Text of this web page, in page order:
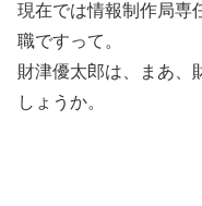
現在では情報制作局専
職ですって。
財津優太郎は、まあ、
しょうか。